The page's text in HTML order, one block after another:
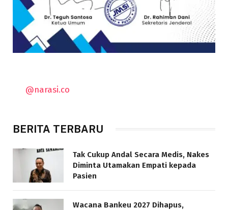
@narasi.co
BERITA TERBARU
Tak Cukup Andal Secara Medis, Nakes
Diminta Utamakan Empati kepada
Pasien
Wacana Bankeu 2027 Dihapus,